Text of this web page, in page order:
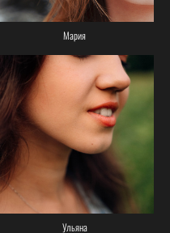
Мария
Ульяна